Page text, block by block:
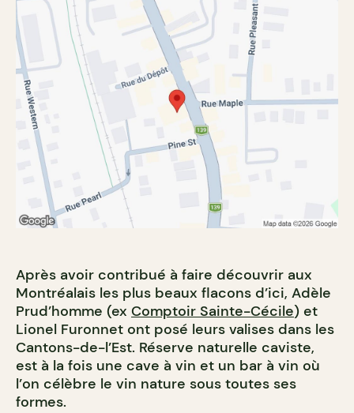
Après avoir contribué à faire découvrir aux
Montréalais les plus beaux flacons d’ici, Adèle
Prud’homme (ex Comptoir Sainte-Cécile) et
Lionel Furonnet ont posé leurs valises dans les
Cantons-de-l’Est. Réserve naturelle caviste,
est à la fois une cave à vin et un bar à vin où
l’on célèbre le vin nature sous toutes ses
formes.